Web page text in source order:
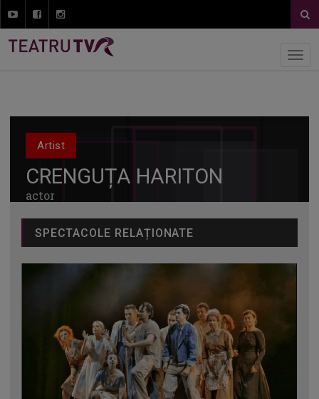
Artist
CRENGUȚA HARITON
actor
SPECTACOLE RELAȚIONATE